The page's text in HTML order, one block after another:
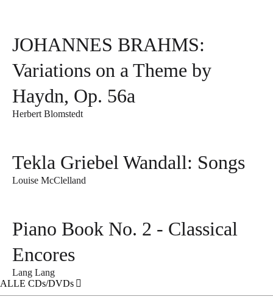
JOHANNES BRAHMS:
Variations on a Theme by
Haydn, Op. 56a
Herbert Blomstedt
Tekla Griebel Wandall: Songs
Louise McClelland
Piano Book No. 2 - Classical
Encores
Lang Lang
ALLE CDs/DVDs